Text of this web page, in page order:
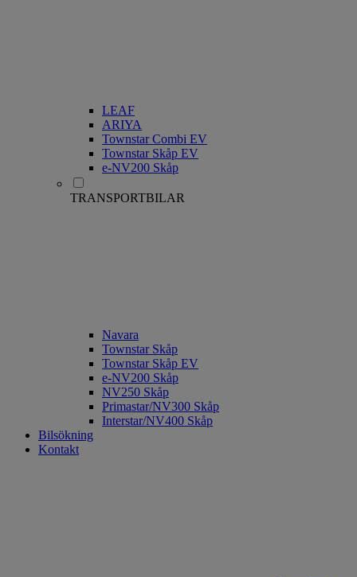
LEAF
ARIYA
Townstar Combi EV
Townstar Skåp EV
e-NV200 Skåp
TRANSPORTBILAR
Navara
Townstar Skåp
Townstar Skåp EV
e-NV200 Skåp
NV250 Skåp
Primastar/NV300 Skåp
Interstar/NV400 Skåp
Bilsökning
Kontakt